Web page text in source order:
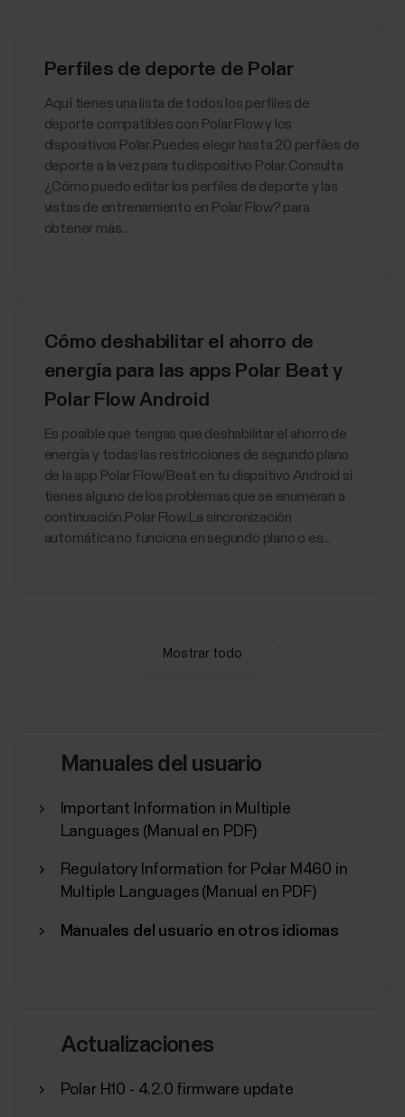
Perfiles de deporte de Polar
Aquí tienes una lista de todos los perfiles de
deporte compatibles con Polar Flow y los
dispositivos Polar. Puedes elegir hasta 20 perfiles de
deporte a la vez para tu dispositivo Polar. Consulta
¿Cómo puedo editar los perfiles de deporte y las
vistas de entrenamiento en Polar Flow? para
obtener más...
Cómo deshabilitar el ahorro de
energía para las apps Polar Beat y
Polar Flow Android
Es posible que tengas que deshabilitar el ahorro de
energía y todas las restricciones de segundo plano
de la app Polar Flow/Beat en tu dispsitivo Android si
tienes alguno de los problemas que se enumeran a
continuación.Polar Flow:La sincronización
automática no funciona en segundo plano o es...
¿Con qué sensores y accesorios es
¿Puedo cambiar la batería de mi
dispositivo Polar?
Mostrar todo
Manuales del usuario
Important Information in Multiple
Languages (Manual en PDF)
Regulatory Information for Polar M460 in
Multiple Languages (Manual en PDF)
Manuales del usuario en otros idiomas
Actualizaciones
Polar H10 - 4.2.0 firmware update